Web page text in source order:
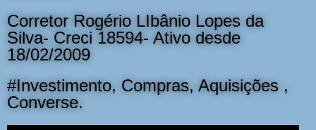
Corretor Rogério LIbânio Lopes da
Silva- Creci 18594- Ativo desde
18/02/2009
#Investimento, Compras, Aquisições ,
Converse.